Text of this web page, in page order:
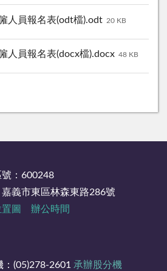
人員報名表(odt檔).odt 20 KB
人員報名表(docx檔).docx 48 KB
：600248
義市東區林森東路286號
圖
辦公時間
：(05)278-2601 承辦股分機